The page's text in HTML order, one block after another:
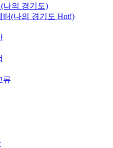
나의 경기도)
터(나의 경기도 Hot!)
류